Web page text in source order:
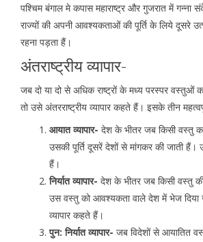
पश्चिम बंगाल मे कपास महाराष्ट्र और गुजरात में गन्ना
राज्यों की अपनी आवश्यकताओं की पूर्ति के लिये दूसरे
रहना पड़ता हैं।
अंतराष्ट्रीय व्यापार-
जब दो या दो से अधिक राष्ट्रों के मध्य परस्पर वस्तुओं
तो उसे अंतरराष्ट्रीय व्यापार कहते हैं। इसके तीन
आयात व्यापार- देश के भीतर जब किसी वस्तु
उसकी पूर्ति दूसरें देशों से मांगकर की जाती
हैं।
निर्यात व्यापार- देश के भीतर जब किसी वस्तु
उस वस्तु को आवश्यकता वाले देश में भेज दिया
व्यापार कहते हैं।
पुन: निर्यात व्यापार- जब विदेशों से आयातित